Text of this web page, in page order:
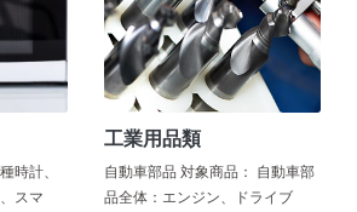
時計、
スマ
工業用品類
自動車部品 対象商品： 自動車部
品全体：エンジン、ドライブ